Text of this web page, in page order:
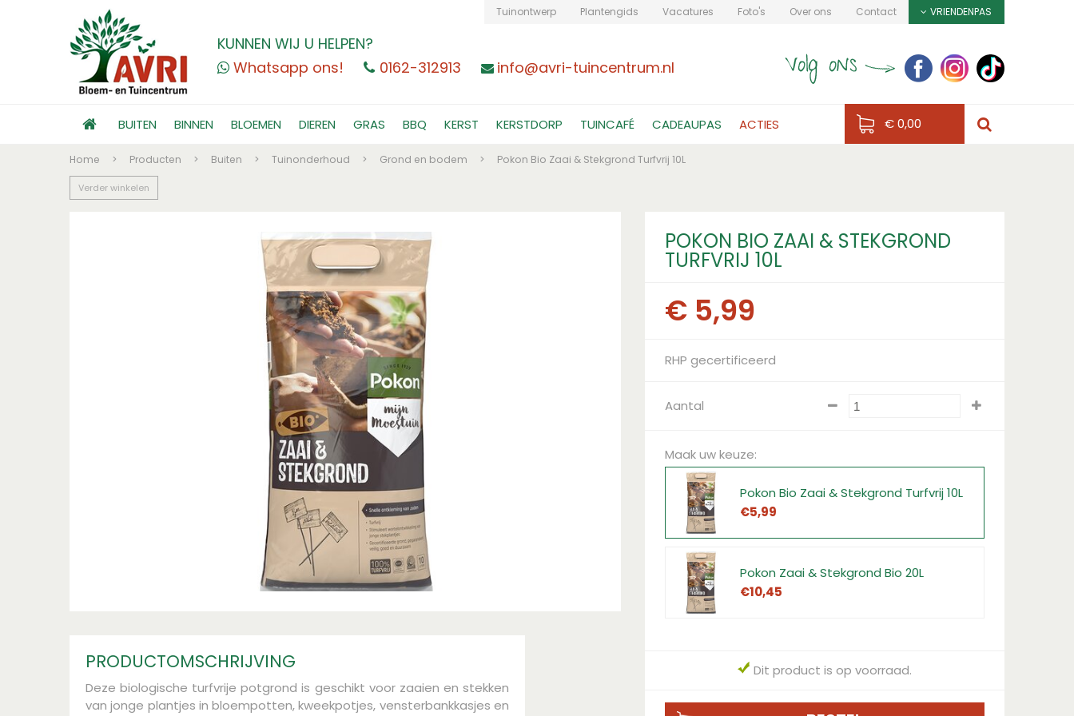
Home > Producten > Buiten > Tuinonderhoud > Grond en bodem > Pokon Bio Zaai & Stekgrond Turfvrij 10L
KUNNEN WIJ U HELPEN?
Whatsapp ons!
0162-312913 info@avri-tuincentrum.nl
Tuinontwerp Plantengids Vacatures Foto's Over ons Contact VRIENDENPAS
BUITEN BINNEN BLOEMEN DIEREN GRAS BBQ KERST KERSTDORP TUINCAFÉ CADEAUPAS ACTIES € 0,00
Verder winkelen
POKON BIO ZAAI & STEKGROND
TURFVRIJ 10L
€ 5,99
RHP gecertificeerd
Aantal
Maak uw keuze:
Pokon Bio Zaai & Stekgrond Turfvrij 10L
€5,99
Pokon Zaai & Stekgrond Bio 20L
€10,45
Dit product is op voorraad.
PRODUCTOMSCHRIJVING
Deze biologische turfvrije potgrond is geschikt voor zaaien en stekken
van jonge plantjes in bloempotten, kweekpotjes, vensterbankkasjes en